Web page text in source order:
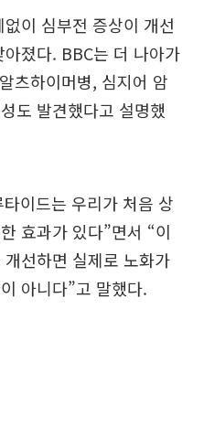
이 심부전 증상이 개선
졌다. BBC는 더 나아가
츠하이머병, 심지어 암
도 발견했다고 설명했
이드는 우리가 처음 상
효과가 있다”면서 “이
선하면 실제로 노화가
아니다”고 말했다.